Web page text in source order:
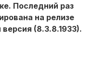
Последний раз
на релизе
(8.3.8.1933).